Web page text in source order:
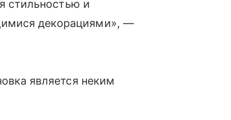
стильностью и
декорациями», —
является неким